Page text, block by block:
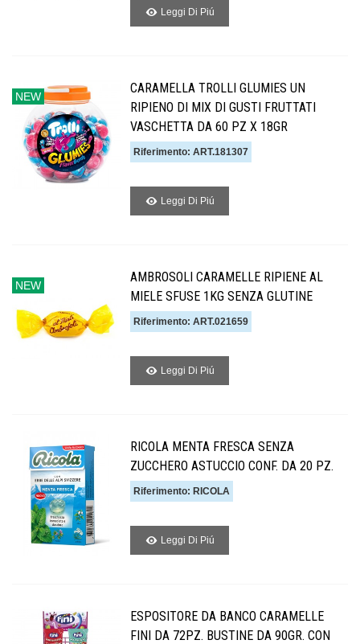
Leggi Di Piú
NEW
CARAMELLA TROLLI GLUMIES UN
RIPIENO DI MIX DI GUSTI FRUTTATI
VASCHETTA DA 60 PZ X 18GR
Riferimento: ART.181307
Leggi Di Piú
NEW
AMBROSOLI CARAMELLE RIPIENE AL
MIELE SFUSE 1KG SENZA GLUTINE
Riferimento: ART.021659
Leggi Di Piú
RICOLA MENTA FRESCA SENZA
ZUCCHERO ASTUCCIO CONF. DA 20 PZ.
Riferimento: RICOLA
Leggi Di Piú
ESPOSITORE DA BANCO CARAMELLE
FINI DA 72PZ. BUSTINE DA 90GR. CON